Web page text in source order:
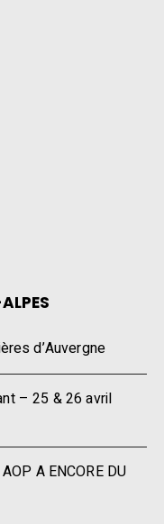
d’Auvergne
– 25 & 26 avril
A ENCORE DU